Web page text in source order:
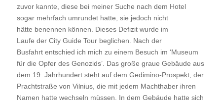
zuvor kannte, diese bei meiner Suche nach dem Hotel
sogar mehrfach umrundet hatte, sie jedoch nicht
hätte benennen können. Dieses Defizit wurde im
Laufe der City Guide Tour beglichen. Nach der
Busfahrt entschied ich mich zu einem Besuch im ‘Museum
für die Opfer des Genozids’. Das große graue Gebäude aus
dem 19. Jahrhundert steht auf dem Gedimino-Prospekt, der
Prachtstraße von Vilnius, die mit jedem Machthaber ihren
Namen hatte wechseln müssen. In dem Gebäude hatte sich